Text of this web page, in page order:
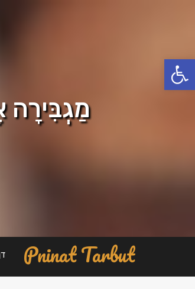
פתח סרגל נגישות
מַגְבִּירָה
Pninat Tarbut